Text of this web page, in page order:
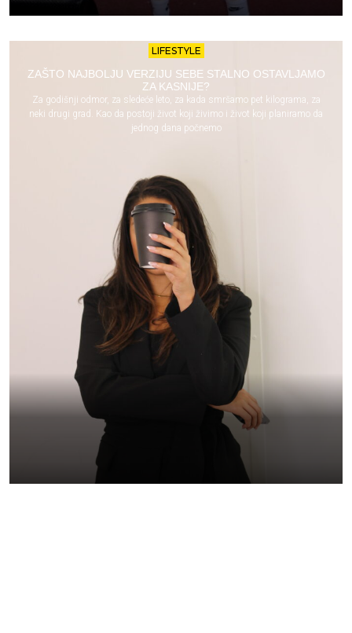
LIFESTYLE
ZAŠTO NAJBOLJU VERZIJU SEBE STALNO OSTAVLJAMO
ZA KASNIJE?
Za godišnji odmor, za sledeće leto, za kada smršamo pet kilograma, za
neki drugi grad. Kao da postoji život koji živimo i život koji planiramo da
jednog dana počnemo